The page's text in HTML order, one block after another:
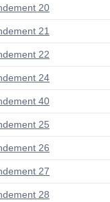
20
21
22
24
40
25
26
27
28